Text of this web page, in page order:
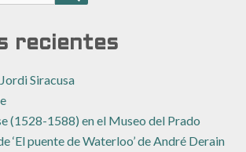
BUSCAR
recientes
Siracusa
(1528-1588) en el Museo del Prado
‘El puente de Waterloo’ de André Derain